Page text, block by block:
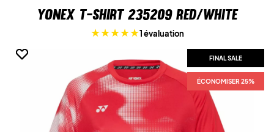
Yonex T-shirt 235209 Red/White
1 évaluation
FINAL SALE
ÉCONOMISER 25%
FINAL SALE
ÉCONOMISER 25%